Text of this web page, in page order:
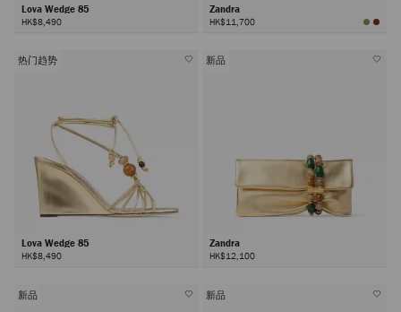
Lova Wedge 85
HK$8,490
Zandra
HK$11,700
热门趋势
Lova Wedge 85
HK$8,490
新品
Zandra
HK$12,100
新品 新品